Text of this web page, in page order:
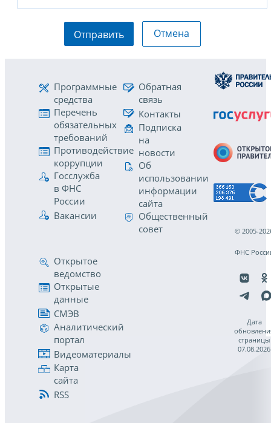
Отправить Отмена
Программные
средства
Перечень
обязательных
требований
Противодействие
коррупции
Госслужба
в ФНС
России
Вакансии
Обратная
связь
Контакты
Подписка
на
новости
Об
использовании
информации
сайта
Общественный
совет
Открытое
ведомство
Открытые
данные
СМЭВ
Аналитический
портал
Видеоматериалы
Карта
сайта
RSS
© 2005-
ФНС
Дата
страницы
07.08.2026